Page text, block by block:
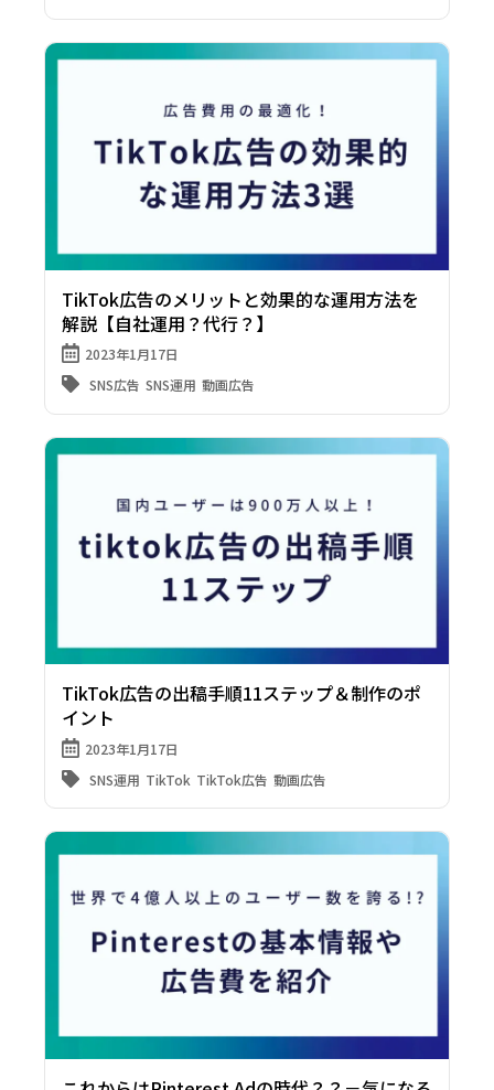
TikTok広告のメリットと効果的な運用方法を
解説【自社運用？代行？】
2023年1月17日
SNS広告 SNS運用 動画広告
TikTok広告の出稿手順11ステップ＆制作のポ
イント
2023年1月17日
SNS運用 TikTok TikTok広告 動画広告